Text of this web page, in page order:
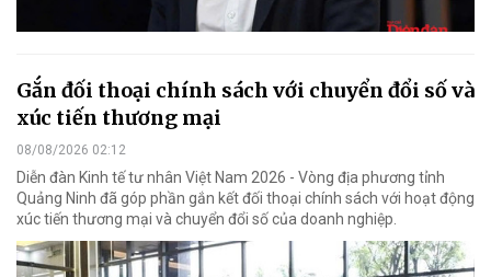
Gắn đối thoại chính sách với chuyển đổi số và
xúc tiến thương mại
08/08/2026 02:12
Diễn đàn Kinh tế tư nhân Việt Nam 2026 - Vòng địa phương tỉnh
Quảng Ninh đã góp phần gắn kết đối thoại chính sách với hoạt động
xúc tiến thương mại và chuyển đổi số của doanh nghiệp.